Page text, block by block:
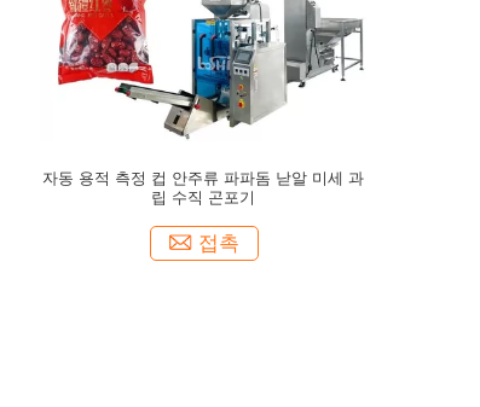
자동 용적 측정 컵 안주류 파파돔 낟알 미세 과
립 수직 곤포기
접촉